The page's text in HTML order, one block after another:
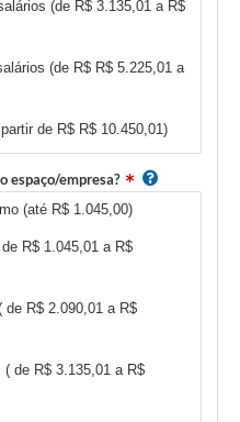
(de R$ 3.135,01 a R$
(de R$ R$ 5.225,01 a
de R$ R$ 10.450,01)
espaço/empresa?
(até R$ 1.045,00)
R$ 1.045,01 a R$
de R$ 2.090,01 a R$
de R$ 3.135,01 a R$